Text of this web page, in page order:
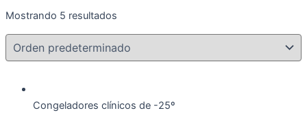
Mostrando 5 resultados
Congeladores clínicos de -25º